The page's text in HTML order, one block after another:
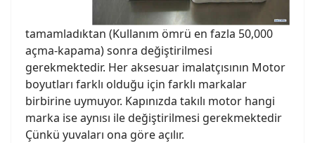
tamamladıktan (Kullanım ömrü en fazla 50,000
açma-kapama) sonra değiştirilmesi
gerekmektedir. Her aksesuar imalatçısının Motor
boyutları farklı olduğu için farklı markalar
birbirine uymuyor. Kapınızda takılı motor hangi
marka ise aynısı ile değiştirilmesi gerekmektedir
Çünkü yuvaları ona göre açılır.